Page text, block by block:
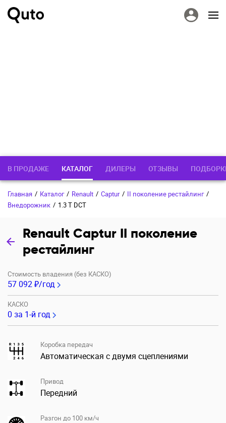
В ПРОДАЖЕ КАТАЛОГ ДИЛЕРЫ ОТЗЫВЫ
Главная / Каталог / Renault / Captur / II поколение рестайлинг /
Внедорожник / 1.3 T DCT
Renault Captur II поколение
рестайлинг
Стоимость владения (без КАСКО)
57 092 ₽/год
КАСКО
0 за 1-й год
Коробка передач
Автоматическая с двумя сцеплениями
Привод
Передний
Разгон до 100 км/ч